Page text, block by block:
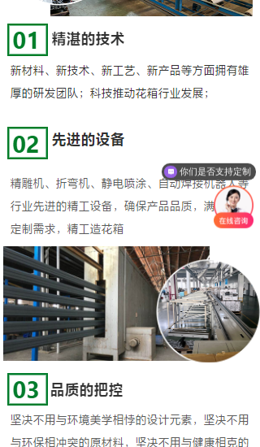
你们是否支持定制